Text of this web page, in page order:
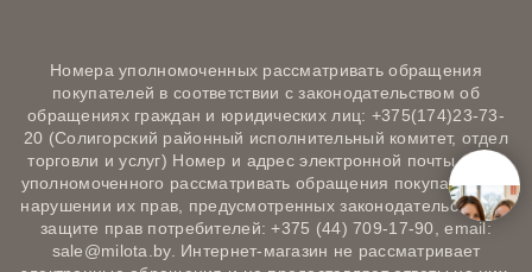
Номера уполномоченных рассматривать обращения
покупателей в соответствии с законодательством об
обращениях граждан и юридических лиц: +375(174)23-73-
20 (Солигорский районный исполнительный комитет, отдел
торговли и услуг) Номер и адрес электронной почты лица,
уполномоченного рассматривать обращения покупателей о
нарушении их прав, предусмотренных законодательством о
защите прав потребителей: +375 (44) 709-17-90, email:
sale@milota.by. Интернет-магазин не рассматривает